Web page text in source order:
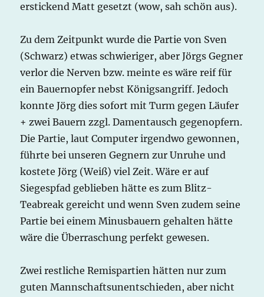
erstickend Matt gesetzt (wow, sah schön aus).
Zu dem Zeitpunkt wurde die Partie von Sven
(Schwarz) etwas schwieriger, aber Jörgs Gegner
verlor die Nerven bzw. meinte es wäre reif für
ein Bauernopfer nebst Königsangriff. Jedoch
konnte Jörg dies sofort mit Turm gegen Läufer
+ zwei Bauern zzgl. Damentausch gegenopfern.
Die Partie, laut Computer irgendwo gewonnen,
führte bei unseren Gegnern zur Unruhe und
kostete Jörg (Weiß) viel Zeit. Wäre er auf
Siegespfad geblieben hätte es zum Blitz-
Teabreak gereicht und wenn Sven zudem seine
Partie bei einem Minusbauern gehalten hätte
wäre die Überraschung perfekt gewesen.
Zwei restliche Remispartien hätten nur zum
guten Mannschaftsunentschieden, aber nicht